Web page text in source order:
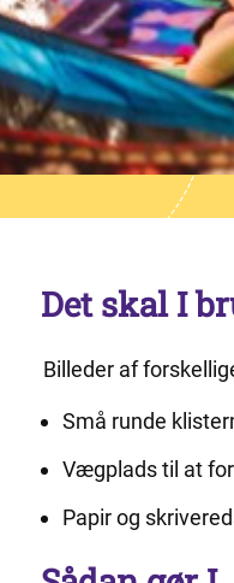
Det skal I
Billeder af
Små runde
Vægplads til at
Papir og